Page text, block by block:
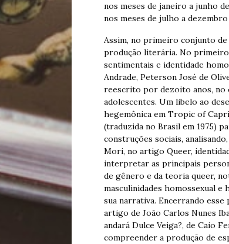
nos meses de janeiro a junho
nos meses de julho a
Assim, no primeiro conjunto de
produção literária. No
sentimentais e identidade
Andrade, Peterson José de
reescrito por dezoito anos, no
adolescentes. Um libelo ao
hegemônica em Tropic of
(traduzida no Brasil em 1975)
construções sociais,
Mori, no artigo Queer,
interpretar as principais
de gênero e da teoria queer,
masculinidades homossexual
sua narrativa. Encerrando
artigo de João Carlos Nunes
andará Dulce Veiga?, de Caio
compreender a produção de